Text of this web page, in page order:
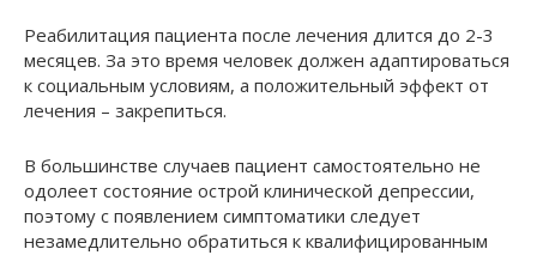
Реабилитация пациента после лечения длится до 2-3
месяцев. За это время человек должен адаптироваться
к социальным условиям, а положительный эффект от
лечения – закрепиться.
В большинстве случаев пациент самостоятельно не
одолеет состояние острой клинической депрессии,
поэтому с появлением симптоматики следует
незамедлительно обратиться к квалифицированным